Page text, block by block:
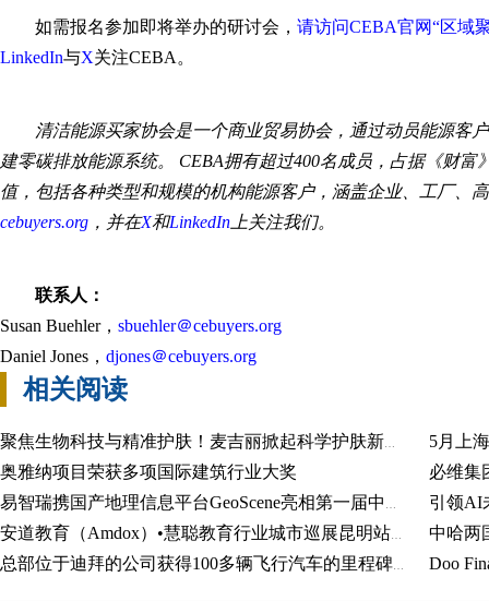
如需报名参加即将举办的研讨会， 请访问CEBA官网“区域
LinkedIn与X关注CEBA。
清洁能源买家协会是一个商业贸易协会，通过动员能源客
建零碳排放能源系统。 CEBA拥有超过400名成员，占据《财
值，包括各种类型和规模的机构能源客户，涵盖企业、工厂、
cebuyers.org ，并在X和LinkedIn 上关注我们。
联系人：
Susan Buehler， sbuehler＠cebuyers.org
Daniel Jones， djones＠cebuyers.org
相关阅读
5月上
奥雅纳项目荣获多项国际建筑行业大奖
中哈两